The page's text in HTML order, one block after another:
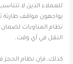
للعملاء الذين لا
يواجهون مواقف طارئة
نظام المناوبات لضمان
النقل في أي وقت.
كذلك، فإن نظام الحجز